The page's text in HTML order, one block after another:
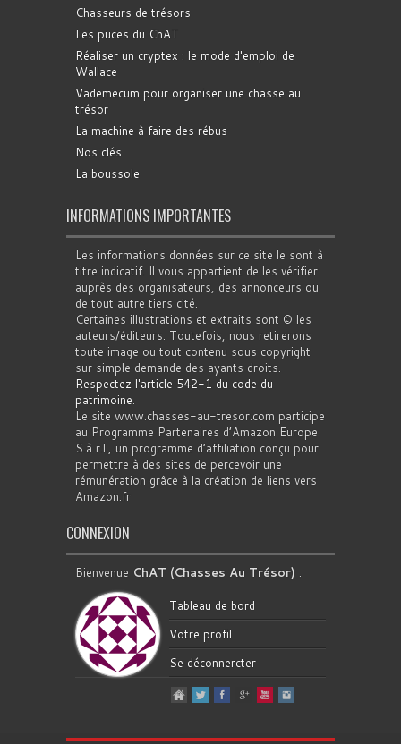
Chasseurs de trésors
Les puces du ChAT
Réaliser un cryptex : le mode d'emploi de
Wallace
Vademecum pour organiser une chasse au
trésor
La machine à faire des rébus
Nos clés
La boussole
INFORMATIONS IMPORTANTES
Les informations données sur ce site le sont à
titre indicatif. Il vous appartient de les vérifier
auprès des organisateurs, des annonceurs ou
de tout autre tiers cité.
Certaines illustrations et extraits sont © les
auteurs/éditeurs. Toutefois, nous retirerons
toute image ou tout contenu sous copyright
sur simple demande des ayants droits.
Respectez l'article 542-1 du code du
patrimoine.
Le site www.chasses-au-tresor.com participe
au Programme Partenaires d’Amazon Europe
S.à r.l., un programme d’affiliation conçu pour
permettre à des sites de percevoir une
rémunération grâce à la création de liens vers
Amazon.fr
CONNEXION
Bienvenue ChAT (Chasses Au Trésor) .
Tableau de bord
Votre profil
Se déconnercter